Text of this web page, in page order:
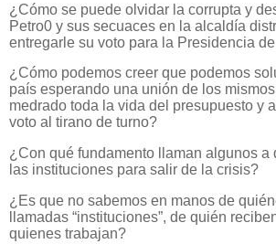
¿Cómo se puede olvidar la corrupta y
Petro0 y sus secuaces en la alcaldía
entregarle su voto para la Presidencia
¿Cómo podemos creer que podemos
país esperando una unión de los
medrado toda la vida del presupuesto y
voto al tirano de turno?
¿Con qué fundamento llaman algunos a
las instituciones para salir de la crisis?
¿Es que no sabemos en manos de
llamadas “instituciones”, de quién
quienes trabajan?